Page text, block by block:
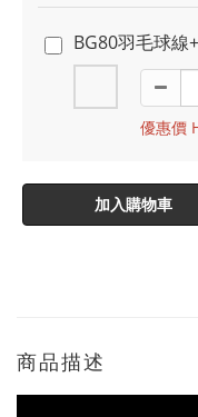
BG80羽毛球線
優惠價
加入購物車
商品描述